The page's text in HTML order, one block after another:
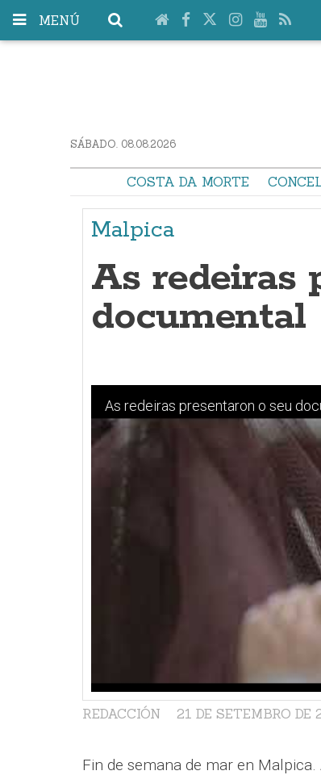
MENÚ
SÁBADO. 08.08.2026
COSTA DA MORTE
Malpica
As redeiras
documental
As redeiras presentaron o seu
21 DE SETEMBRO
REDACCIÓN
Fin de semana de mar en